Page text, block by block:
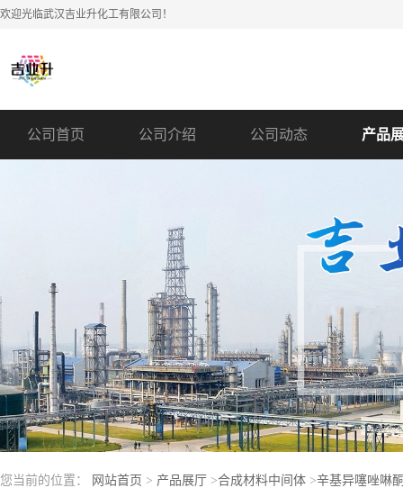
欢迎光临武汉吉业升化工有限公司！
公司首页 公司介绍 公司动态 产品
您当前的位置： 网站首页 > 产品展厅 >合成材料中间体 >辛基异噻唑啉